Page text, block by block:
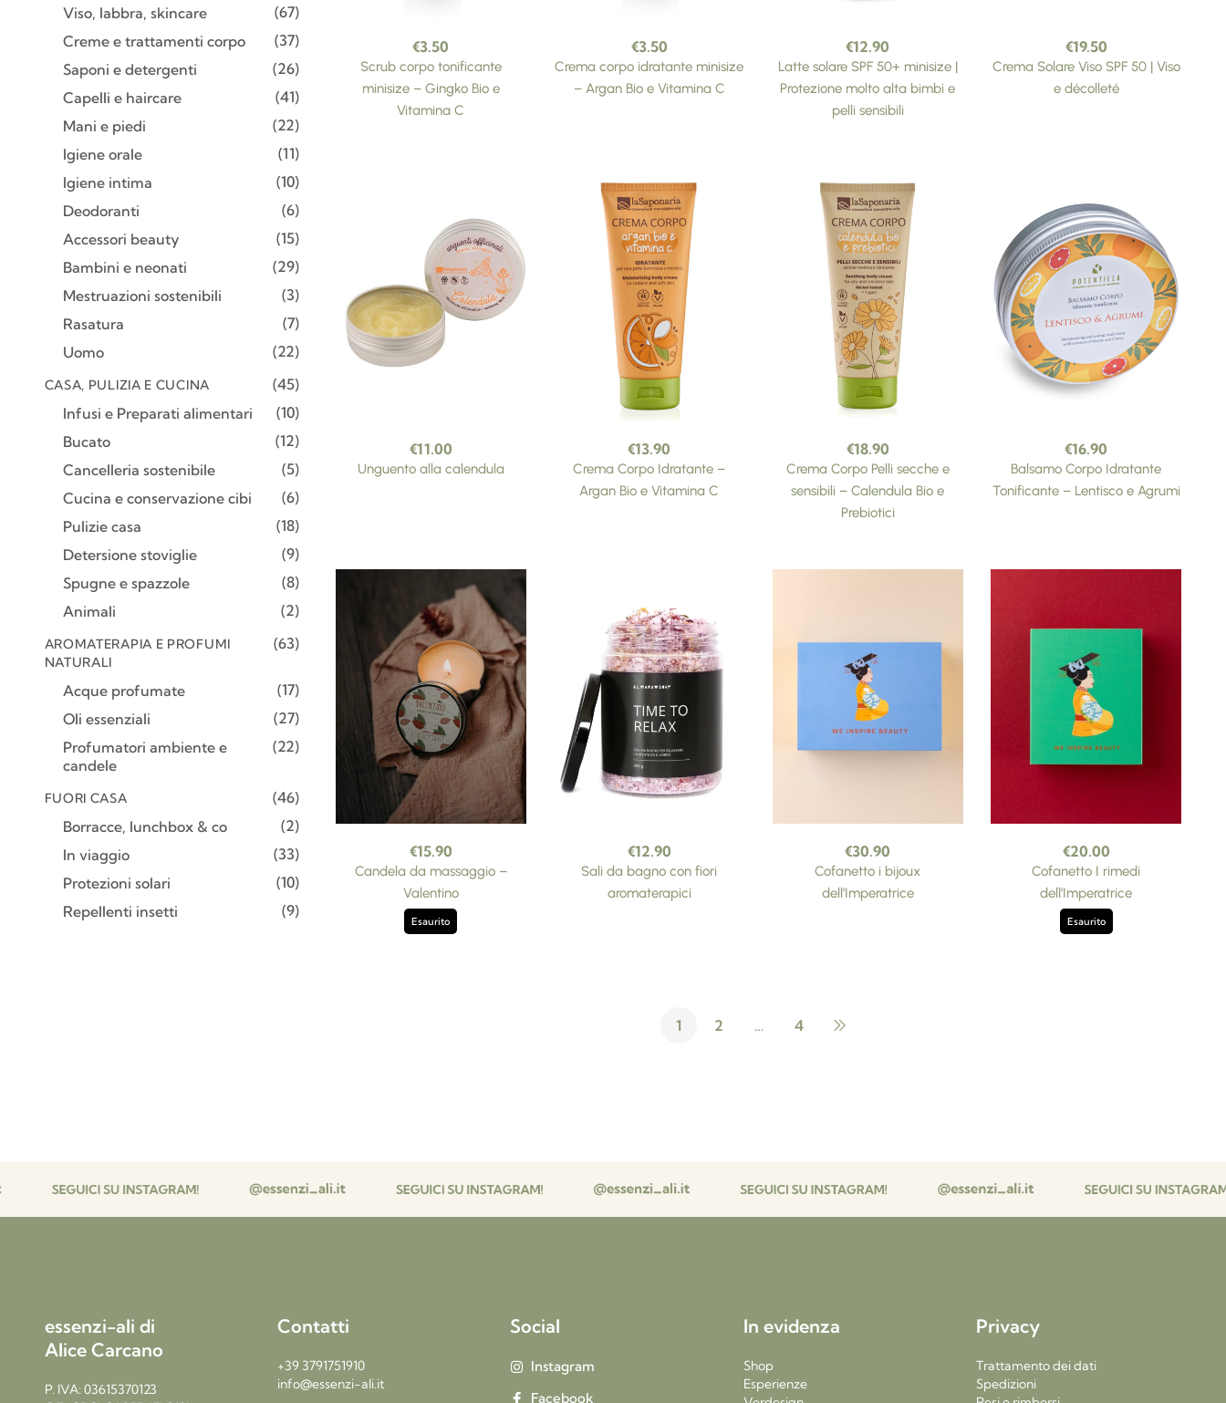
€3.50
Scrub corpo tonificante
minisize – Gingko Bio e
Vitamina C
€3.50
Crema corpo idratante minisize
– Argan Bio e Vitamina C
€12.90
Latte solare SPF 50+ minisize |
Protezione molto alta bimbi e
pelli sensibili
€19.50
Crema Solare Viso SPF 50 | Viso
e décolleté
€11.00
Unguento alla calendula
€13.90
Crema Corpo Idratante –
Argan Bio e Vitamina C
€18.90
Crema Corpo Pelli secche e
sensibili – Calendula Bio e
Prebiotici
€16.90
Balsamo Corpo Idratante
Tonificante – Lentisco e Agrumi
€15.90
Candela da massaggio –
Valentino
Esaurito
€12.90
Sali da bagno con fiori
aromaterapici
€30.90
Cofanetto i bijoux
dell’Imperatrice
€20.00
Cofanetto I rimedi
dell’Imperatrice
Esaurito
1 2 … 4
Viso, labbra, skincare
67
Creme e trattamenti corpo
37
Saponi e detergenti
26
Capelli e haircare
41
Mani e piedi
22
Igiene orale
11
Igiene intima
10
Deodoranti
6
Accessori beauty
15
Bambini e neonati
29
Mestruazioni sostenibili
3
Rasatura
7
Uomo
22
CASA, PULIZIA E CUCINA
45
Infusi e Preparati alimentari
10
Bucato
12
Cancelleria sostenibile
5
Cucina e conservazione cibi
6
Pulizie casa
18
Detersione stoviglie
9
Spugne e spazzole
8
Animali
2
AROMATERAPIA E PROFUMI
NATURALI
63
Acque profumate
17
Oli essenziali
27
Profumatori ambiente e
candele
22
FUORI CASA
46
Borracce, lunchbox & co
2
In viaggio
33
Protezioni solari
10
Repellenti insetti
9
essenzi-ali di
Alice Carcano
P. IVA: 03615370123
Contatti
+39 3791751910
info@essenzi-ali.it
Social
Instagram
Facebook
In evidenza
Shop
Esperienze
Privacy
Trattamento dei dati
Spedizioni